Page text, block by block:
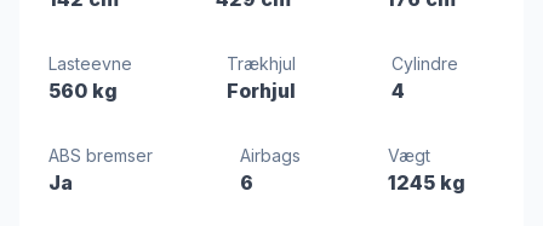
Lasteevne
560 kg
Trækhjul
Forhjul
Cylindre
4
ABS bremser
Ja
Airbags
6
Vægt
1245 kg